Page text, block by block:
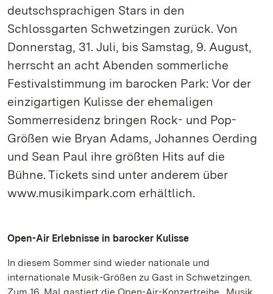
deutschsprachigen Stars in den
Schlossgarten Schwetzingen zurück. Von
Donnerstag, 31. Juli, bis Samstag, 9. August,
herrscht an acht Abenden sommerliche
Festivalstimmung im barocken Park: Vor der
einzigartigen Kulisse der ehemaligen
Sommerresidenz bringen Rock- und Pop-
Größen wie Bryan Adams, Johannes Oerding
und Sean Paul ihre größten Hits auf die
Bühne. Tickets sind unter anderem über
www.musikimpark.com erhältlich.
Open-Air Erlebnisse in barocker Kulisse
In diesem Sommer sind wieder nationale und
internationale Musik-Größen zu Gast in Schwetzingen.